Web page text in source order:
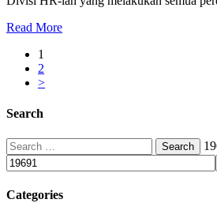
Read More
1
2
>
Search
Search
for:
Categories